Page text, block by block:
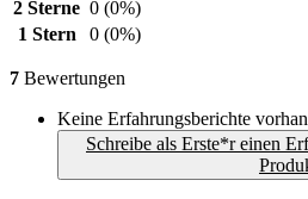
2 Sterne 0 (0%)
1 Stern
0 (0%)
7 Bewertungen
Keine Erfahrungsberichte
Schreibe als Erste*r einen